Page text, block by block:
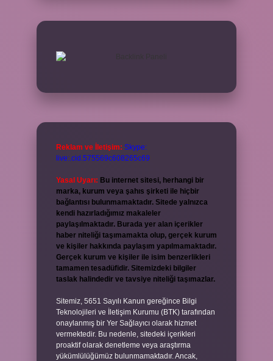
Reklam ve İletişim: Skype:
live:.cid.575569c608265c69
Yasal Uyarı: Bu internet sitesi, herhangi bir
marka, kurum veya şahıs şirketi ile hiçbir
bağlantısı bulunmamaktadır. Sitede yalnızca
kendi hazırladığımız makaleler
paylaşılmaktadır. Burada yer alan içerikler
haber niteliği taşımamakta olup, gerçek kurum
ve kişiler hakkında paylaşım yapılmamaktadır.
Gerçek kurum ve kişiler ile isim benzerlikleri
tamamen tesadüfidir. Sitemizdeki bilgiler
taslak halindedir ve tavsiye niteliği taşımazlar.
Sitemiz, 5651 Sayılı Kanun gereğince Bilgi
Teknolojileri ve İletişim Kurumu (BTK) tarafından
onaylanmış bir Yer Sağlayıcı olarak hizmet
vermektedir. Bu nedenle, sitedeki içerikleri
proaktif olarak denetleme veya araştırma
yükümlülüğümüz bulunmamaktadır. Ancak,